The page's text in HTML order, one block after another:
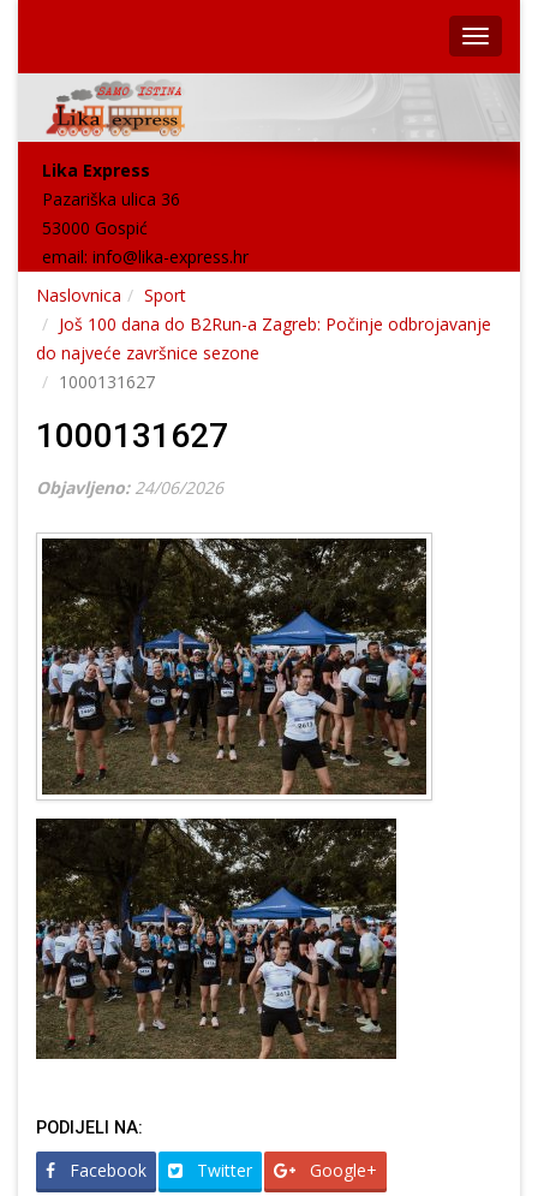
Lika Express
Pazariška ulica 36
53000 Gospić
email: info@lika-express.hr
Naslovnica
Sport
Još 100 dana do B2Run-a Zagreb: Počinje odbrojavanje
do najveće završnice sezone
1000131627
1000131627
Objavljeno: 24/06/2026
PODIJELI NA:
Facebook Twitter Google+